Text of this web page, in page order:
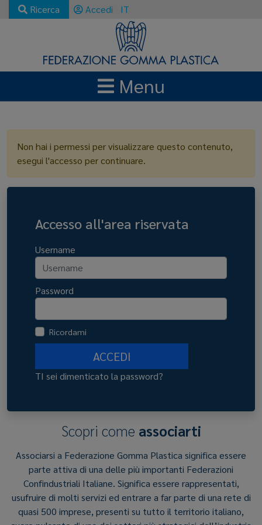
Ricerca Accedi IT
Menu
Non hai i permessi per visualizzare questo contenuto,
esegui l'accesso per continuare.
Accesso all'area riservata
Username
Password
Ricordami
ACCEDI
TI sei dimenticato la password?
Scopri come associarti
Associarsi a Federazione Gomma Plastica significa essere
parte attiva di una delle più importanti Federazioni
Confindustriali Italiane. Significa essere rappresentati,
usufruire di molti servizi ed entrare a far parte di una rete di
quasi 500 imprese, presenti su tutto il territorio italiano,